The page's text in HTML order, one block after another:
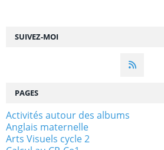
SUIVEZ-MOI
PAGES
Activités autour des albums
Anglais maternelle
Arts Visuels cycle 2